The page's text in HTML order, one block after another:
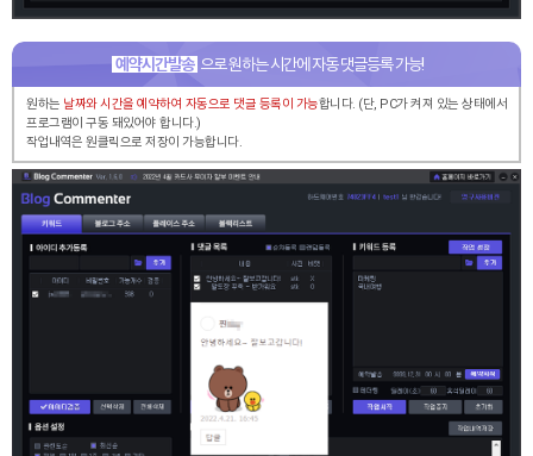
예약시간발송 으로 원하는 시간에 자동 댓글등록 가능!
원하는 날짜와 시간을 예약하여 자동으로 댓글 등록이 가능합니다. (단, PC가 켜져 있는 상태에서
프로그램이 구동 돼있어야 합니다.)
작업내역은 원클릭으로 저장이 가능합니다.